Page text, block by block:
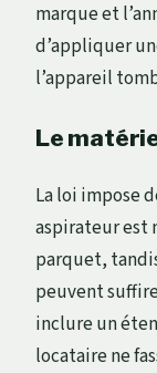
marque et
d’appliquer
l’appareil
Le
La loi impose
aspirateur est
parquet,
peuvent
inclure un
locataire ne